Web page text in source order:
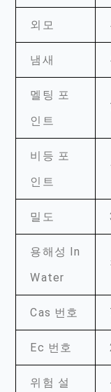
외모
냄새
멜팅 포
인트
비등 포
인트
밀도
용해성 In
Water
Cas 번호
Ec 번호
위험 설